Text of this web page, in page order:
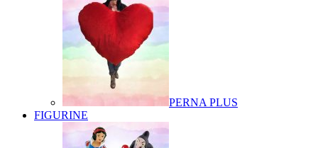
PERNA PLUS
FIGURINE